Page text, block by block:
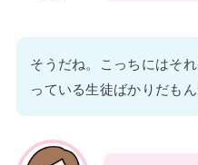
そうだね。こっちにはそ
っている生徒ばかりだもん